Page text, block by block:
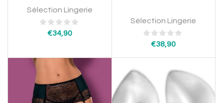
Sélection Lingerie
€34,90
Sélection Lingerie
€38,90